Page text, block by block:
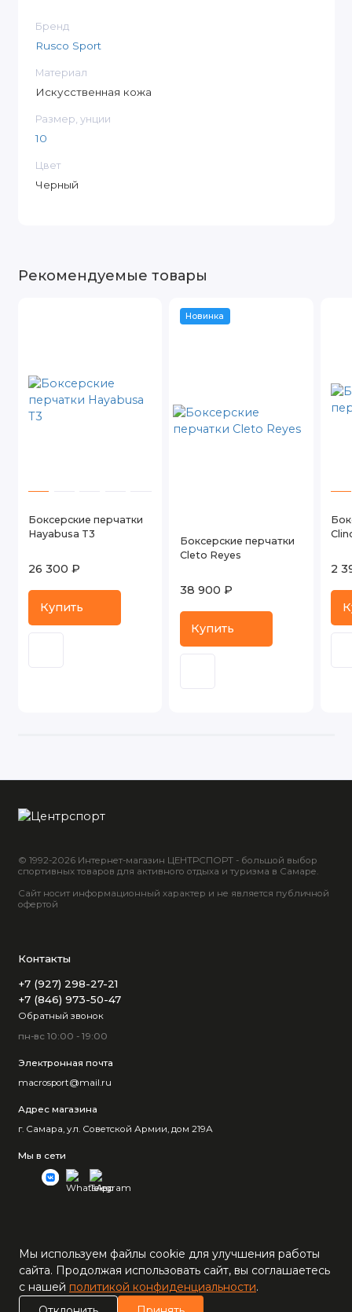
Бренд
Rusco Sport
Материал
Искусственная кожа
Размер, унции
10
Цвет
Черный
Рекомендуемые товары
Боксерские перчатки
Hayabusa T3
26 300 ₽
Купить
Новинка
Боксерские перчатки
Cleto Reyes
38 900 ₽
Купить
2
© 1992-2026 Интернет-магазин ЦЕНТРСПОРТ - большой выбор
спортивных товаров для активного отдыха и туризма в Самаре.
Сайт носит информационный характер и не является публичной
офертой
Контакты
+7 (927) 298-27-21
+7 (846) 973-50-47
Обратный звонок
пн-вс 10:00 - 19:00
Электронная почта
macrosport@mail.ru
Адрес магазина
г. Самара, ул. Советской Армии, дом 219А
Мы в сети
Мы используем файлы cookie для улучшения работы
сайта. Продолжая использовать сайт, вы соглашаетесь
с нашей политикой конфиденциальности.